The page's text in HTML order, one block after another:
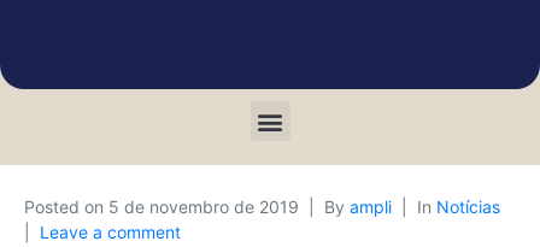
Posted on 5 de novembro de 2019 By ampli In Notícias
Leave a comment